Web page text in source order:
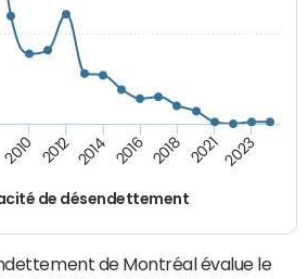
de désendettement
2010 2012 2014 2016 2018 2021 2023
de Montréal évalue le